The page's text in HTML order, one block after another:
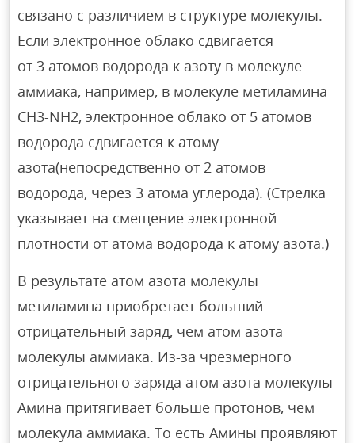
связано с различием в структуре молекулы.
Если электронное облако сдвигается
от 3 атомов водорода к азоту в молекуле
аммиака, например, в молекуле метиламина
CH3-NH2, электронное облако от 5 атомов
водорода сдвигается к атому
азота(непосредственно от 2 атомов
водорода, через 3 атома углерода). (Стрелка
указывает на смещение электронной
плотности от атома водорода к атому азота.)
В результате атом азота молекулы
метиламина приобретает больший
отрицательный заряд, чем атом азота
молекулы аммиака. Из-за чрезмерного
отрицательного заряда атом азота молекулы
Амина притягивает больше протонов, чем
молекула аммиака. То есть Амины проявляют